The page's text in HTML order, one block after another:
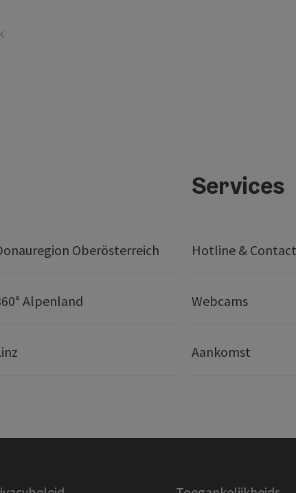
Oberösterreich
Alpenland
Services
Hotline & Contact
Webcams
Aankomst